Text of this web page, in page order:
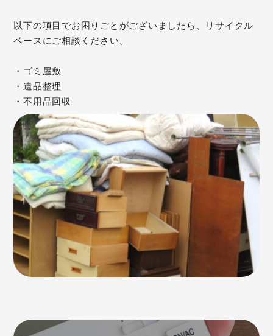
以下の項目でお困りごとがございましたら、リサイクル
ベースにご相談ください。
・ゴミ屋敷
・遺品整理
・不用品回収